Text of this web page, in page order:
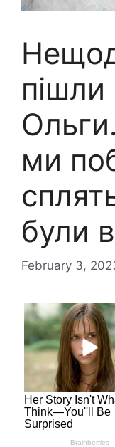
пішли
ми
були
February 3,